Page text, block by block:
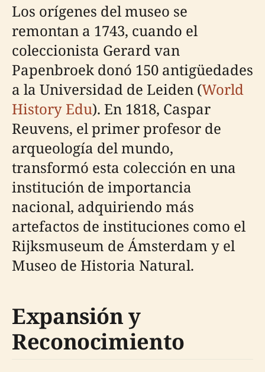
Los orígenes del museo se
remontan a 1743, cuando el
coleccionista Gerard van
Papenbroek donó 150 antigüedades
a la Universidad de Leiden (World
History Edu). En 1818, Caspar
Reuvens, el primer profesor de
arqueología del mundo,
transformó esta colección en una
institución de importancia
nacional, adquiriendo más
artefactos de instituciones como el
Rijksmuseum de Ámsterdam y el
Museo de Historia Natural.
Expansión y
Reconocimiento